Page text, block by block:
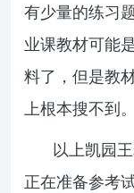
有少量的练习
业课教材可能
料了，但是教
上根本搜不到。
以上凯园
正在准备参考